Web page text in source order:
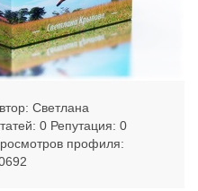
Светлана
0 Репутация: 0
профиля: